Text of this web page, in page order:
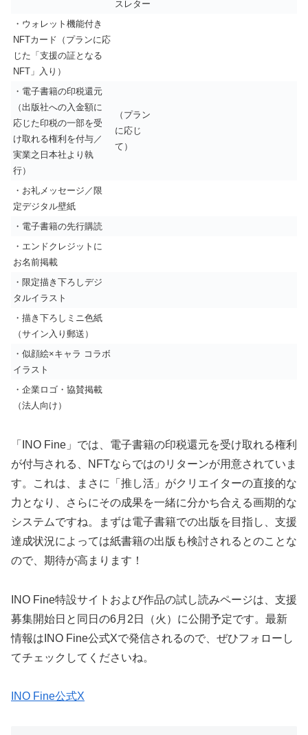
スレター
・ウォレット機能付き
NFTカード（プランに応
じた「支援の証となる
NFT」入り）
・電子書籍の印税還元
（出版社への入金額に
応じた印税の一部を受
け取れる権利を付与／
実業之日本社より執
行）
（プラン
に応じ
て）
・お礼メッセージ／限
定デジタル壁紙
・電子書籍の先行購読
・エンドクレジットに
お名前掲載
・限定描き下ろしデジ
タルイラスト
・描き下ろしミニ色紙
（サイン入り郵送）
・似顔絵×キャラ コラボ
イラスト
・企業ロゴ・協賛掲載
（法人向け）
「INO Fine」では、電子書籍の印税還元を受け取れる権利
が付与される、NFTならではのリターンが用意されていま
す。これは、まさに「推し活」がクリエイターの直接的な
力となり、さらにその成果を一緒に分かち合える画期的な
システムですね。まずは電子書籍での出版を目指し、支援
達成状況によっては紙書籍の出版も検討されるとのことな
ので、期待が高まります！
INO Fine特設サイトおよび作品の試し読みページは、支援
募集開始日と同日の6月2日（火）に公開予定です。最新
情報はINO Fine公式Xで発信されるので、ぜひフォローし
てチェックしてくださいね。
INO Fine公式X